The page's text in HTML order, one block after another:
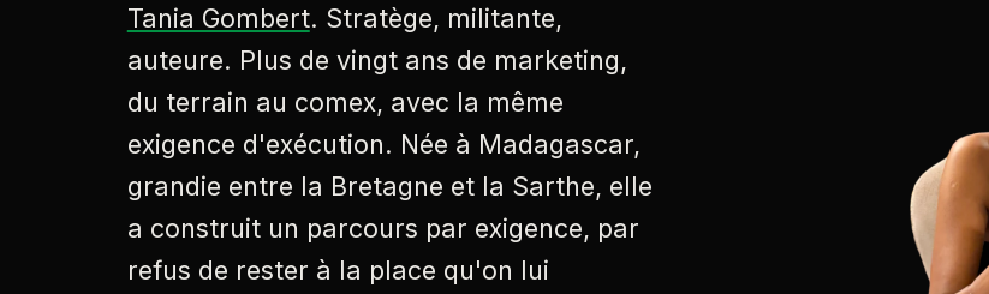
Tania Gombert. Stratège, militante,
auteure. Plus de vingt ans de marketing,
du terrain au comex, avec la même
exigence d'exécution. Née à Madagascar,
grandie entre la Bretagne et la Sarthe, elle
a construit un parcours par exigence, par
refus de rester à la place qu'on lui